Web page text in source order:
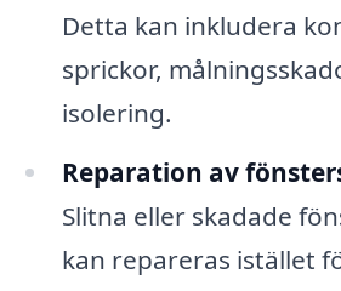
Detta kan inkludera
sprickor,
isolering.
Reparation av
Slitna eller skadade
kan repareras istället